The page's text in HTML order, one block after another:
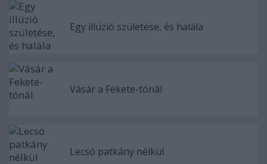
Egy illúzió születése, és halála
Vásár a Fekete-tónál
Lecsó patkány nélkül